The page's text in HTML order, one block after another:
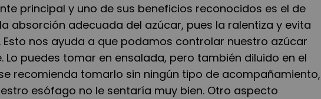
principal y uno de sus beneficios reconocidos es el de
absorción adecuada del azúcar, pues la ralentiza y evita
Esto nos ayuda a que podamos controlar nuestro azúcar
Lo puedes tomar en ensalada, pero también diluido en el
recomienda tomarlo sin ningún tipo de acompañamiento,
esófago no le sentaría muy bien. Otro aspecto